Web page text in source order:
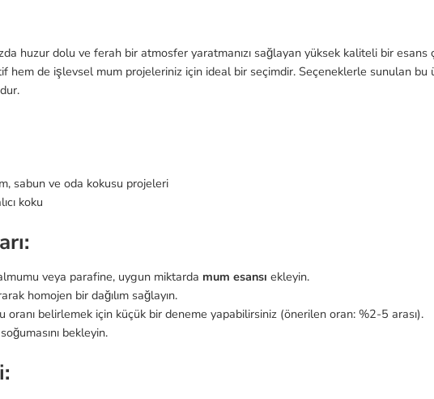
huzur dolu ve ferah bir atmosfer yaratmanızı sağlayan yüksek kaliteli bir
hem de işlevsel mum projeleriniz için ideal bir seçimdir. Seçeneklerle sunulan bu
sabun ve oda kokusu projeleri
koku
veya parafine, uygun miktarda mum esansı ekleyin.
homojen bir dağılım sağlayın.
oranı belirlemek için küçük bir deneme yapabilirsiniz (önerilen oran: %2-5 arası).
soğumasını bekleyin.